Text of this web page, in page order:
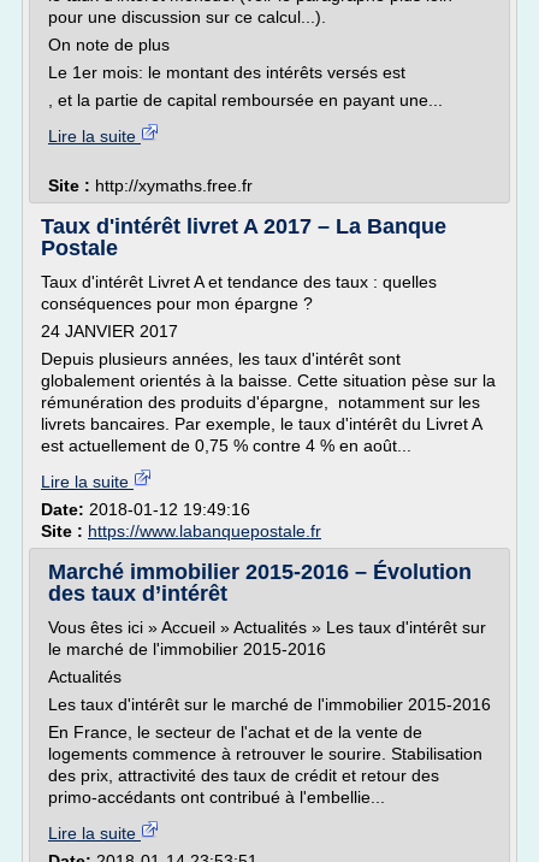
pour une discussion sur ce calcul...).
On note de plus
Le 1er mois: le montant des intérêts versés est
, et la partie de capital remboursée en payant une...
Lire la suite
Site : http://xymaths.free.fr
Taux d'intérêt livret A 2017 – La Banque
Postale
Taux d'intérêt Livret A et tendance des taux : quelles
conséquences pour mon épargne ?
24 JANVIER 2017
Depuis plusieurs années, les taux d'intérêt sont
globalement orientés à la baisse. Cette situation pèse sur la
rémunération des produits d'épargne, notamment sur les
livrets bancaires. Par exemple, le taux d'intérêt du Livret A
est actuellement de 0,75 % contre 4 % en août...
Lire la suite
Date: 2018-01-12 19:49:16
Site : https://www.labanquepostale.fr
Marché immobilier 2015-2016 – Évolution
des taux d’intérêt
Vous êtes ici » Accueil » Actualités » Les taux d'intérêt sur
le marché de l'immobilier 2015-2016
Actualités
Les taux d'intérêt sur le marché de l'immobilier 2015-2016
En France, le secteur de l'achat et de la vente de
logements commence à retrouver le sourire. Stabilisation
des prix, attractivité des taux de crédit et retour des
primo-accédants ont contribué à l'embellie...
Lire la suite